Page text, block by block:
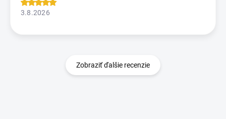
3.8.2026
Zobraziť ďalšie recenzie